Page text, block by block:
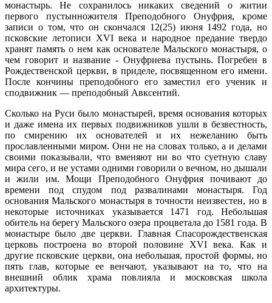
монастырь. Не сохранилось никаких сведений о житии
первого пустынножителя Преподобного Онуфрия, кроме
записи о том, что он скончался 12(25) июня 1492 года, но
псковские летописи XVI века и народное предание твердо
хранят память о нем как основателе Мальского монастыря, о
чем говорит и название - Онуфриева пустынь. Погребен в
Рождественской церкви, в приделе, посвященном его имени.
После кончины преподобного его заместил его ученик и
сподвижник — преподобный Авксентий.
Сколько на Руси было монастырей, время основания которых
и даже имена их первых подвижников ушли в безвестность,
по смирению их основателей и их нежеланию быть
прославленными миром. Они не на словах только, а и делами
своими показывали, что вменяют ни во что суетную славу
мира сего, и не устами одними говорили о вечном, но дышали
и жили им. Мощи Преподобного Онуфрия почивают до
времени под спудом под развалинами монастыря. Год
основания Мальского монастыря в точности неизвестен, но в
некоторые источниках указывается 1471 год. Небольшая
обитель на берегу Мальского озера процветала до 1581 года. В
монастыре было две церкви. Главная Спасорождественская
церковь построена во второй половине XVI века. Как и
другие псковские церкви, она небольшая, простой формы, но
пять глав, которые ее венчают, указывают на то, что на
внешний облик храма повлияла и московская школа
архитектуры.